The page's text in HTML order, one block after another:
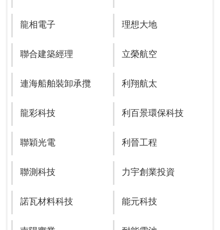
龍相電子 理想大地
聯合建築經理 立榮航空
連海船舶裝卸承攬 利翔航太
龍彩科技 利百景環保科技
聯穎光電 利晉工程
聯測科技 力宇創業投資
諾瓦材料科技 能元科技